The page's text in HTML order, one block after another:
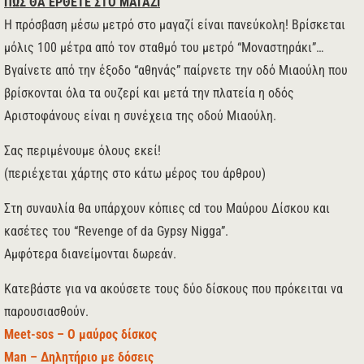
Η πρόσβαση μέσω μετρό στο μαγαζί είναι πανεύκολη! Βρίσκεται
μόλις 100 μέτρα από τον σταθμό του μετρό “Μοναστηράκι”…
Βγαίνετε από την έξοδο “αθηνάς” παίρνετε την οδό Μιαούλη που
βρίσκονται όλα τα ουζερί και μετά την πλατεία η οδός
Αριστοφάνους είναι η συνέχεια της οδού Μιαούλη.
Σας περιμένουμε όλους εκεί!
(περιέχεται χάρτης στο κάτω μέρος του άρθρου)
Στη συναυλία θα υπάρχουν κόπιες cd του Μαύρου Δίσκου και
κασέτες του “Revenge of da Gypsy Nigga”.
Αμφότερα διανείμονται δωρεάν.
Κατεβάστε για να ακούσετε τους δύο δίσκους που πρόκειται να
παρουσιασθούν.
Meet-sos – Ο μαύρος δίσκος
Man – Δηλητήριο με δόσεις